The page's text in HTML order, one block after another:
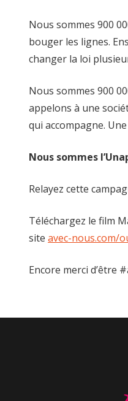
Nous sommes 900
bouger les lignes.
changer la loi
Nous sommes 900
appelons à une
qui accompagne.
Nous sommes
Relayez cette
Téléchargez le film
site avec-nous.com/
Encore merci d’être